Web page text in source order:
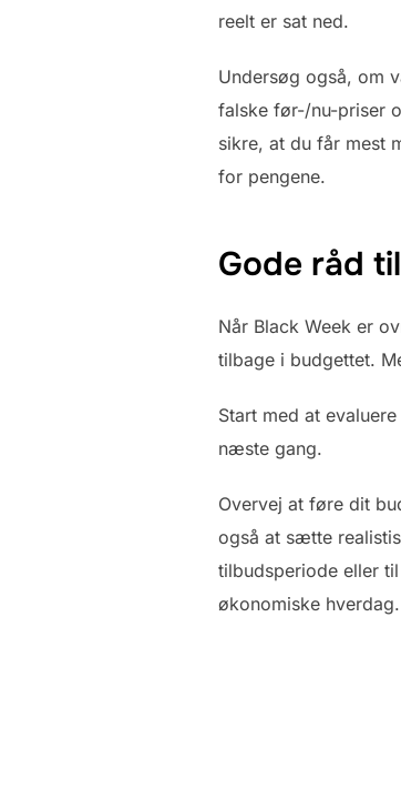
reelt er sat ned.
Undersøg også, om
falske før-/nu-priser
sikre, at du får mest
for pengene.
Gode råd
Når Black Week er
tilbage i budgettet.
Start med at
næste gang.
Overvej at føre dit
også at sætte
tilbudsperiode eller
økonomiske hverdag.